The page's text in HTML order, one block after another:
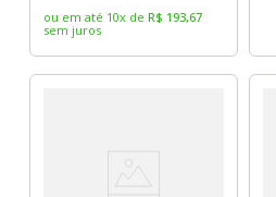
ou em até 10x de R$ 193,67
sem juros